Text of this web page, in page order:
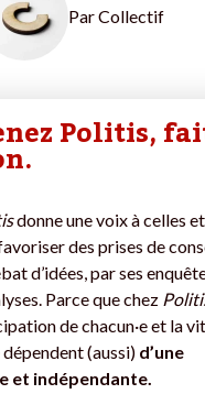
ParCollectif
Politis,
donne une voix à celles
des prises de
d’idées, par ses
Parce que chez
de chacun·e et la
(aussi) d’une
et indépendante.